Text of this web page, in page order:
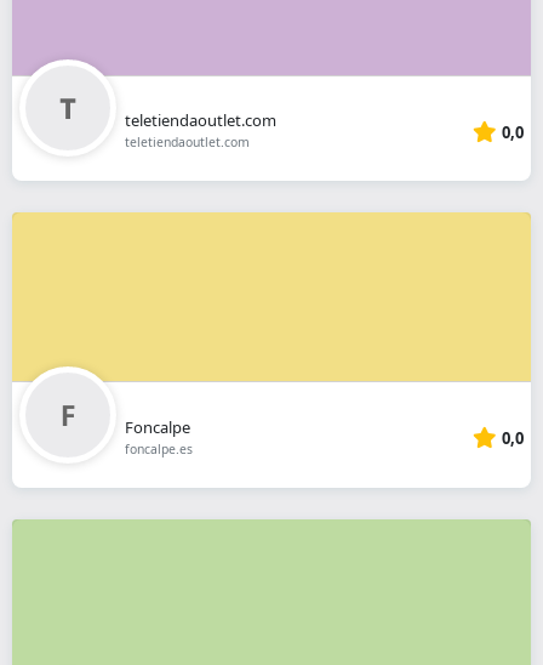
teletiendaoutlet.com
teletiendaoutlet.com 0,0
Foncalpe
foncalpe.es 0,0